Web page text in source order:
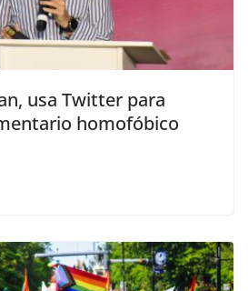
usa Twitter para
homofóbico